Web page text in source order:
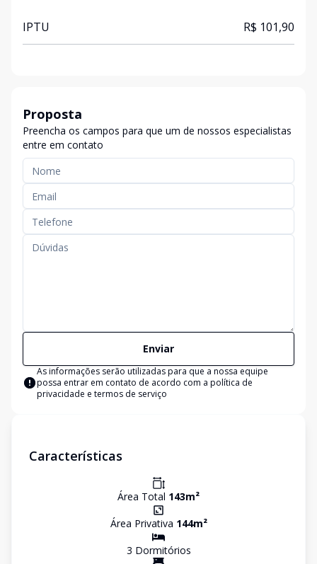
IPTU R$ 101,90
Proposta
Preencha os campos para que um de nossos especialistas
entre em contato
Enviar
As informações serão utilizadas para que a nossa equipe
possa entrar em contato de acordo com a política de
privacidade e termos de serviço
Características
Área Total 143m²
Área Privativa 144m²
3 Dormitórios